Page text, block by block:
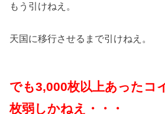
もう引けねえ。
天国に移行させるまで引けねえ。
でも3,000枚以上あったコ
枚弱しかねえ・・・